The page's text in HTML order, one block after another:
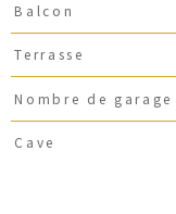
Balcon
Terrasse
Nombre de garage
Cave